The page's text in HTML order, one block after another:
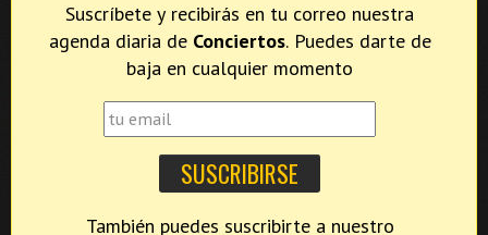
Suscríbete y recibirás en tu correo nuestra
agenda diaria de Conciertos. Puedes darte de
baja en cualquier momento